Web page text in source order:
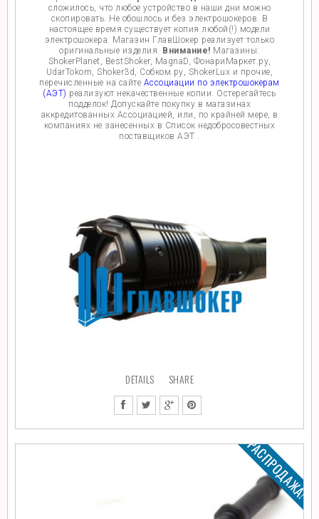
сложилось, что любое устройство в наши дни можно
скопировать. Не обошлось и без электрошокеров. В
настоящее время существует копия любой(!) модели
электрошокера. Магазин ГлавШокер реализует только
оригинальные изделия. Внимание! Магазины:
ShokerPlanet, BestShoker, MagnaD, ФонариМаркет.ру,
UdarTokom, Shoker3d, Собком.ру, ShokerLux и прочие,
перечисленные на сайте Ассоциации по электрошокерам
(АЭТ) реализуют некачественные копии. Остерегайтесь
подделок! Допускайте покупку в магазинах
аккредитованных Ассоциацией, или, по крайней мере, в
компаниях не занесенных в Список недобросовестных
поставщиков АЭТ .
DETAILS SHARE
РАСПРОДАЖА!